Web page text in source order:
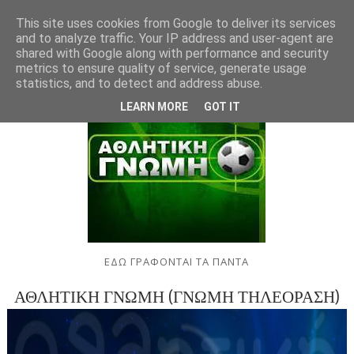
ΕΔΩ ΓΡΑΦΟΝΤΑΙ ΤΑ ΠΑΝΤΑ
ΑΘΛΗΤΙΚΗ ΓΝΩΜΗ (ΓΝΩΜΗ ΤΗΛΕΟΡΑΣΗ)
This site uses cookies from Google to deliver its services
and to analyze traffic. Your IP address and user-agent are
shared with Google along with performance and security
metrics to ensure quality of service, generate usage
statistics, and to detect and address abuse.
LEARN MORE GOT IT